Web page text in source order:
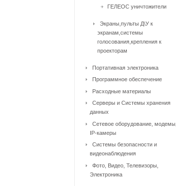
ГЕЛЕОС уничтожители
Экраны,пульты Д\У к
экранам,системы
голосования,крепления к
проекторам
Портативная электроника
Программное обеспечение
Расходные материалы
Серверы и Системы хранения
данных
Сетевое оборудование, модемы,
IP-камеры
Системы безопасности и
видеонаблюдения
Фото, Видео, Телевизоры,
Электроника